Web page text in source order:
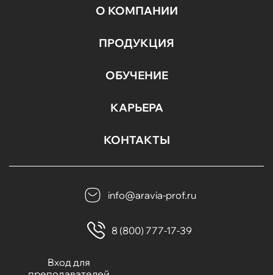
О КОМПАНИИ
ПРОДУКЦИЯ
ОБУЧЕНИЕ
КАРЬЕРА
КОНТАКТЫ
info@aravia-prof.ru
8 (800) 777-17-39
Вход для